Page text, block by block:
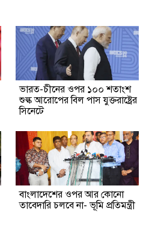
ভারত-চীনের ওপর ১০০ শতাংশ
শুল্ক আরোপের বিল পাস যুক্তরাষ্ট্রের
সিনেটে
বাংলাদেশের ওপর আর কোনো
তাবেদারি চলবে না- ভূমি প্রতিমন্ত্রী